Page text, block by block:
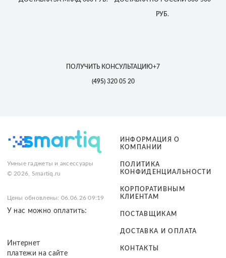
РУБ.
ПОЛУЧИТЬ КОНСУЛЬТАЦИЮ+7
(495)320 05 20
Умные гаджеты и аксессуары
© 2026, Smartiq.ru
Цены обновлены: 06.06.26 09:19
У нас можно оплатить:
Интернет
платежи на сайте
ИНФОРМАЦИЯ О
КОМПАНИИ
ПОЛИТИКА
КОНФИДЕНЦИАЛЬНОСТИ
КОРПОРАТИВНЫМ
КЛИЕНТАМ
ПОСТАВЩИКАМ
ДОСТАВКА И ОПЛАТА
КОНТАКТЫ